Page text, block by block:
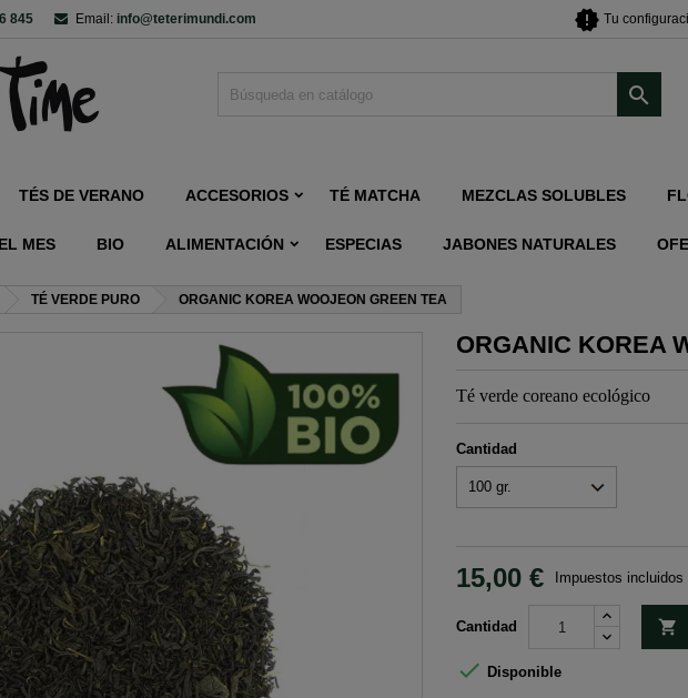
845 Email: info@teterimundi.com new_releases Tu

TÉS DE VERANO ACCESORIOS TÉ MATCHA MEZCLAS SOLUBLES
MES BIO ALIMENTACIÓN ESPECIAS JABONES NATURALES
TÉ VERDE PURO ORGANIC KOREA WOOJEON GREEN TEA
ORGANIC KOREA
Té verde coreano ecológico
Cantidad
15,00 € Impuestos incluidos
Cantidad 
 Disponible